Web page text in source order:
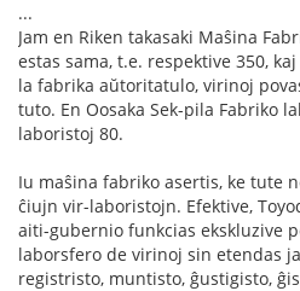
...
Jam en Riken takasaki Maŝina
estas sama, t.e. respektive 350,
la fabrika aŭtoritatulo, virinoj
tuto. En Oosaka Sek-pila Fabriko
laboristoj 80.
Iu maŝina fabriko asertis, ke tute
ĉiujn vir-laboristojn. Efektive,
aiti-gubernio funkcias ekskluzive
laborsfero de virinoj sin etendas
registristo, muntisto, ĝustigisto,